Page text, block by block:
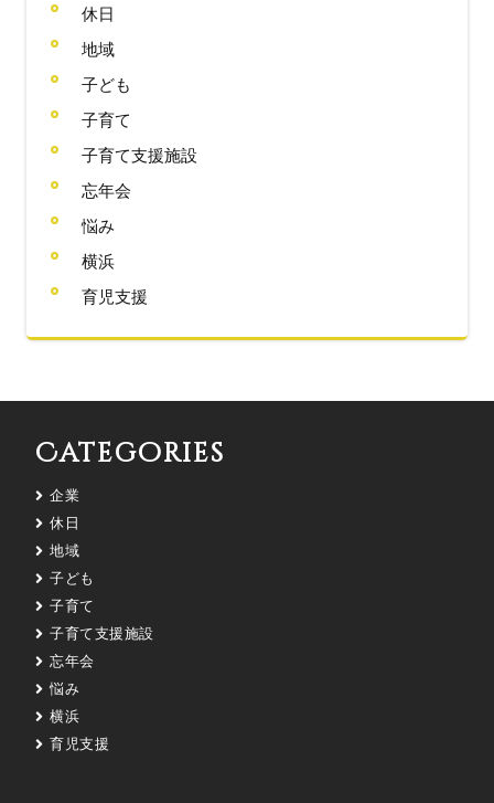
休日
地域
子ども
子育て
子育て支援施設
忘年会
悩み
横浜
育児支援
Categories
企業
休日
地域
子ども
子育て
子育て支援施設
忘年会
悩み
横浜
育児支援